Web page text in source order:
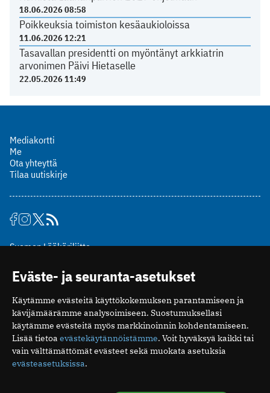
18.06.2026 08:58
Poikkeuksia toimiston kesäaukioloissa
11.06.2026 12:21
Tasavallan presidentti on myöntänyt arkkiatrin
arvonimen Päivi Hietaselle
22.05.2026 11:49
Mediakortti
Me
Ota yhteyttä
Tilaa uutiskirje
Suomen Lääkäriliitto
00510 Helsinki
puh. (09) 393 091
toimitus@potilaanlaakarilehti.fi
ISSN 2323-9476
Eväste- ja seuranta-asetukset
Käytämme evästeitä käyttökokemuksen parantamiseen ja
kävijämäärämme analysoimiseen. Suostumuksellasi
käytämme evästeitä myös markkinoinnin kohdentamiseen.
Lisää tietoa evästekäytännöistämme. Voit hyväksyä kaikki tai
vain välttämättömät evästeet sekä muokata asetuksia
evästeasetuksissa.